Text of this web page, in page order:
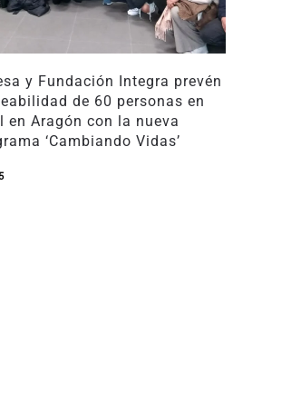
y Fundación Integra prevén
de 60 personas en
en Aragón con la nueva
‘Cambiando Vidas’